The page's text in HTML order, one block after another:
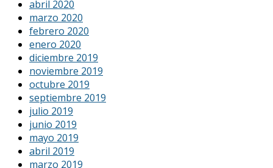
abril 2020
marzo 2020
febrero 2020
enero 2020
diciembre 2019
noviembre 2019
octubre 2019
septiembre 2019
julio 2019
junio 2019
mayo 2019
abril 2019
marzo 2019